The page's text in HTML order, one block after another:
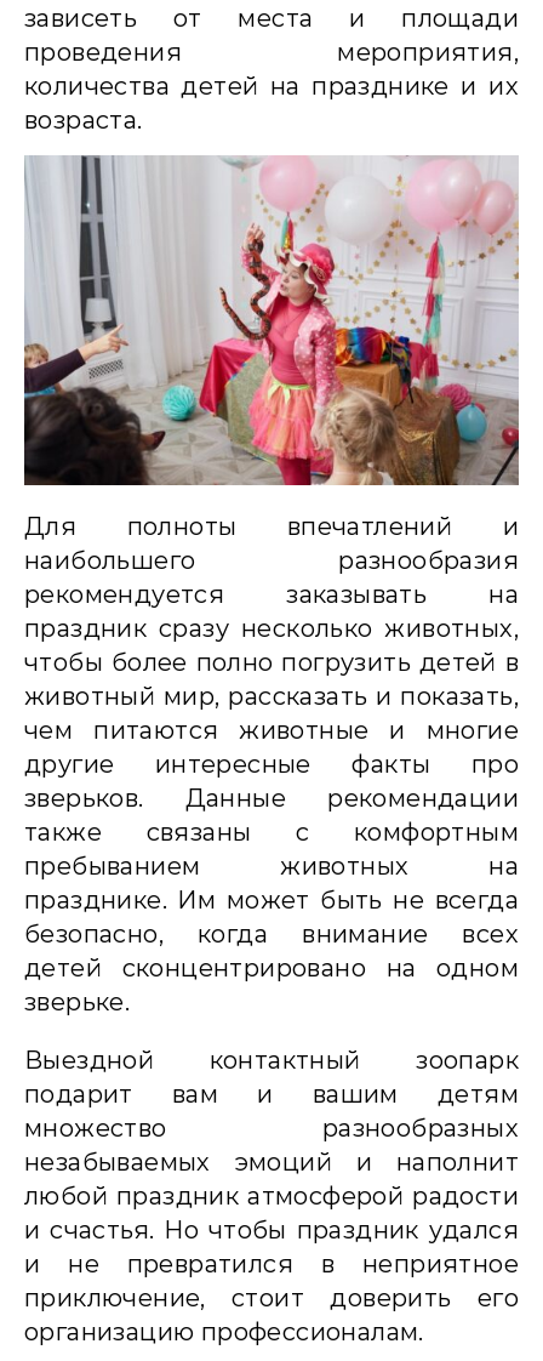
зависеть от места и площади
проведения мероприятия,
количества детей на празднике и их
возраста.
Для полноты впечатлений и
наибольшего разнообразия
рекомендуется заказывать на
праздник сразу несколько животных,
чтобы более полно погрузить детей в
животный мир, рассказать и показать,
чем питаются животные и многие
другие интересные факты про
зверьков. Данные рекомендации
также связаны с комфортным
пребыванием животных на
празднике. Им может быть не всегда
безопасно, когда внимание всех
детей сконцентрировано на одном
зверьке.
Выездной контактный зоопарк
подарит вам и вашим детям
множество разнообразных
незабываемых эмоций и наполнит
любой праздник атмосферой радости
и счастья. Но чтобы праздник удался
и не превратился в неприятное
приключение, стоит доверить его
организацию профессионалам.